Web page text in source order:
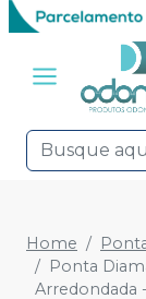
Home
Ponta
Arredondada